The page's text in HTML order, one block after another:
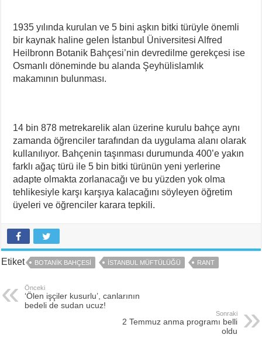
1935 yılında kurulan ve 5 bini aşkın bitki türüyle önemli
bir kaynak haline gelen İstanbul Üniversitesi Alfred
Heilbronn Botanik Bahçesi’nin devredilme gerekçesi ise
Osmanlı döneminde bu alanda Şeyhülislamlık
makamının bulunması.
14 bin 878 metrekarelik alan üzerine kurulu bahçe aynı
zamanda öğrenciler tarafından da uygulama alanı olarak
kullanılıyor. Bahçenin taşınması durumunda 400’e yakın
farklı ağaç türü ile 5 bin bitki türünün yeni yerlerine
adapte olmakta zorlanacağı ve bu yüzden yok olma
tehlikesiyle karşı karşıya kalacağını söyleyen öğretim
üyeleri ve öğrenciler karara tepkili.
Etiket BOTANIK BAHÇESI İSTANBUL MÜFTÜLÜĞÜ RANT
Önceki
‘Ölen işçiler kusurlu’, canlarının
bedeli de sudan ucuz!
Sonraki
2 Temmuz anma programı belli
oldu